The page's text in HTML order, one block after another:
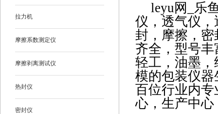
拉力机
摩擦系数测定仪
摩擦剥离测试仪
热封仪
密封仪
leyu网_乐
仪，透气仪
封，摩擦，
齐全，型号
轻工，油墨
模的包装仪器
百位行业内
心，生产中